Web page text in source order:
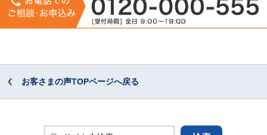
お客さまの声TOPページへ戻る